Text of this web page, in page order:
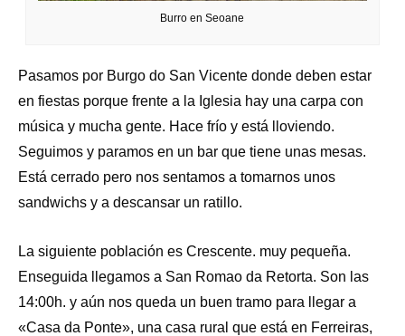
Burro en Seoane
Pasamos por Burgo do San Vicente donde deben estar
en fiestas porque frente a la Iglesia hay una carpa con
música y mucha gente. Hace frío y está lloviendo.
Seguimos y paramos en un bar que tiene unas mesas.
Está cerrado pero nos sentamos a tomarnos unos
sandwichs y a descansar un ratillo.
La siguiente población es Crescente. muy pequeña.
Enseguida llegamos a San Romao da Retorta. Son las
14:00h. y aún nos queda un buen tramo para llegar a
«Casa da Ponte», una casa rural que está en Ferreiras,